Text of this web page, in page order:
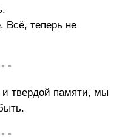
Всё, теперь не
•
твердой памяти, мы
•